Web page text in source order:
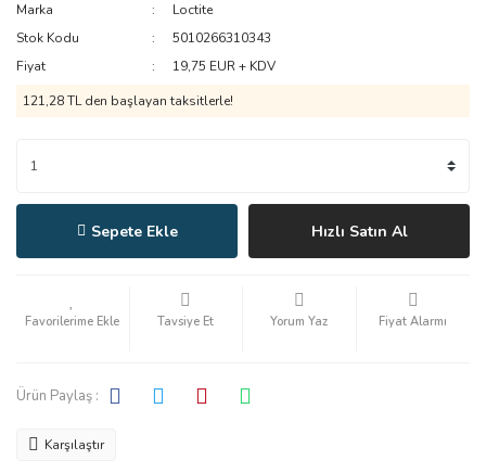
Marka
Loctite
Stok Kodu
5010266310343
Fiyat
19,75 EUR + KDV
121,28 TL den başlayan taksitlerle!
Sepete Ekle Hızlı Satın Al
Tavsiye Et Yorum Yaz Fiyat Alarmı
Ürün Paylaş :
Karşılaştır